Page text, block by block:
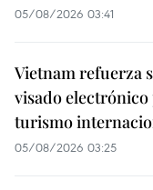
05/08/2026 03:41
Vietnam refuerza
visado
turismo
05/08/2026 03:25